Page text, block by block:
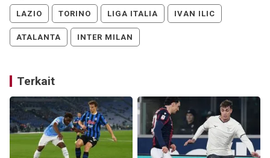
LAZIO TORINO LIGA ITALIA IVAN ILIC
ATALANTA INTER MILAN
Terkait